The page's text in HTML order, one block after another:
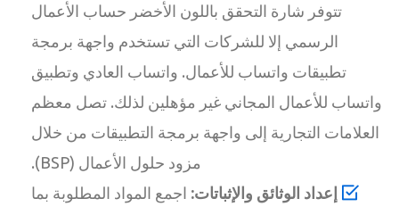
تتوفر شارة التحقق باللون الأخضر حساب الأعمال
الرسمي إلا للشركات التي تستخدم واجهة برمجة
تطبيقات واتساب للأعمال. واتساب العادي وتطبيق
واتساب للأعمال المجاني غير مؤهلين لذلك. تصل معظم
العلامات التجارية إلى واجهة برمجة التطبيقات من خلال
مزود حلول الأعمال (BSP).
إعداد الوثائق والإثباتات: اجمع المواد المطلوبة بما